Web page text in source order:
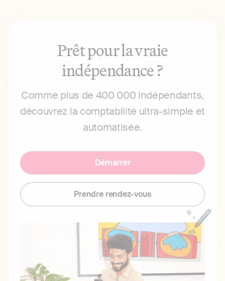
Prêt pour la vraie
indépendance ?
Comme plus de 400 000 indépendants,
découvrez la comptabilité ultra-simple et
automatisée.
Démarrer
Prendre rendez-vous